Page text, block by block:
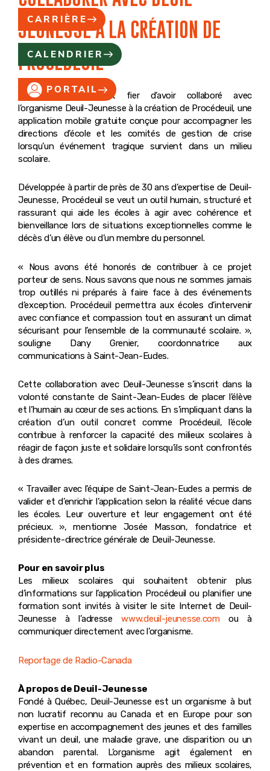
JEUNESSE À LA CRÉATION DE
PROCÉDEUIL
Saint-Jean-Eudes est fier d’avoir collaboré avec
l’organisme Deuil-Jeunesse à la création de Procédeuil, une
application mobile gratuite conçue pour accompagner les
directions d’école et les comités de gestion de crise
lorsqu’un événement tragique survient dans un milieu
scolaire.
Développée à partir de près de 30 ans d’expertise de Deuil-
Jeunesse, Procédeuil se veut un outil humain, structuré et
rassurant qui aide les écoles à agir avec cohérence et
bienveillance lors de situations exceptionnelles comme le
décès d’un élève ou d’un membre du personnel.
« Nous avons été honorés de contribuer à ce projet
porteur de sens. Nous savons que nous ne sommes jamais
trop outillés ni préparés à faire face à des événements
d’exception. Procédeuil permettra aux écoles d’intervenir
avec confiance et compassion tout en assurant un climat
sécurisant pour l’ensemble de la communauté scolaire. »,
souligne Dany Grenier, coordonnatrice aux
communications à Saint-Jean-Eudes.
Cette collaboration avec Deuil-Jeunesse s’inscrit dans la
volonté constante de Saint-Jean-Eudes de placer l’élève
et l’humain au cœur de ses actions. En s’impliquant dans la
création d’un outil concret comme Procédeuil, l’école
contribue à renforcer la capacité des milieux scolaires à
réagir de façon juste et solidaire lorsqu’ils sont confrontés
à des drames.
« Travailler avec l’équipe de Saint-Jean-Eudes a permis de
valider et d’enrichir l’application selon la réalité vécue dans
les écoles. Leur ouverture et leur engagement ont été
précieux. », mentionne Josée Masson, fondatrice et
présidente-directrice générale de Deuil-Jeunesse.
Pour en savoir plus
Les milieux scolaires qui souhaitent obtenir plus
d’informations sur l’application Procédeuil ou planifier une
formation sont invités à visiter le site Internet de Deuil-
Jeunesse à l’adressewww.deuil-jeunesse.comou à
communiquer directement avec l’organisme.
Reportage de Radio-Canada
À propos de Deuil-Jeunesse
Fondé à Québec, Deuil-Jeunesse est un organisme à but
non lucratif reconnu au Canada et en Europe pour son
expertise en accompagnement des jeunes et des familles
vivant un deuil, une maladie grave, une disparition ou un
abandon parental. L’organisme agit également en
prévention et en formation auprès des milieux scolaires,
CARRIÈRE
CALENDRIER
PORTAIL